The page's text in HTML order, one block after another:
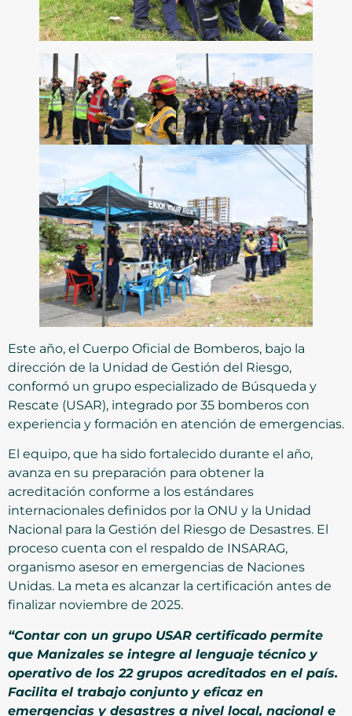
Este año, el Cuerpo Oficial de Bomberos, bajo la
dirección de la Unidad de Gestión del Riesgo,
conformó un grupo especializado de Búsqueda y
Rescate (USAR), integrado por 35 bomberos con
experiencia y formación en atención de emergencias.
El equipo, que ha sido fortalecido durante el año,
avanza en su preparación para obtener la
acreditación conforme a los estándares
internacionales definidos por la ONU y la Unidad
Nacional para la Gestión del Riesgo de Desastres. El
proceso cuenta con el respaldo de INSARAG,
organismo asesor en emergencias de Naciones
Unidas. La meta es alcanzar la certificación antes de
finalizar noviembre de 2025.
“Contar con un grupo USAR certificado permite
que Manizales se integre al lenguaje técnico y
operativo de los 22 grupos acreditados en el país.
Facilita el trabajo conjunto y eficaz en
emergencias y desastres a nivel local, nacional e